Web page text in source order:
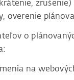
overenie
o
na